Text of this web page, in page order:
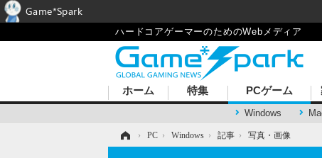
ハードコアゲーマーのためのWebメディア
ホーム 特集 PCゲーム
Windows
› PC › Windows › 記事 › 写真・画像
Game*Spark